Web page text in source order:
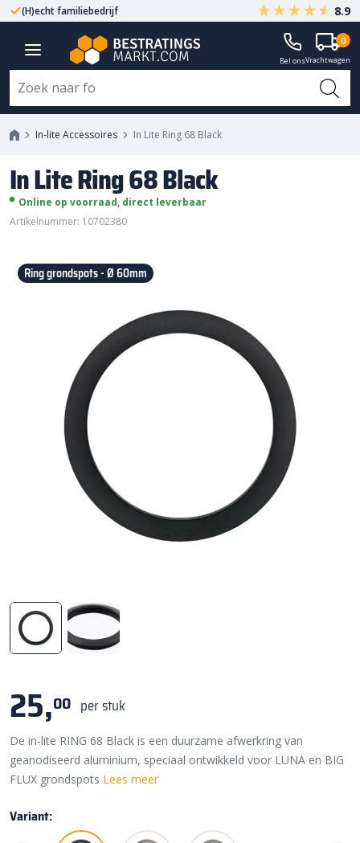
(H)echt familiebedrijf Gegarandeerd A-kwaliteit
8.9
Bel onsVrachtwagen
0
In-lite Accessoires In Lite Ring 68 Black
In Lite Ring 68 Black
Online op voorraad, direct leverbaar
Artikelnummer: 10702380
Ring grondspots - Ø 60mm
25,00 per stuk
De in-lite RING 68 Black is een duurzame afwerkring van
geanodiseerd aluminium, speciaal ontwikkeld voor LUNA en BIG
FLUX grondspots Lees meer
Variant:
In Lite Ring 68 Black